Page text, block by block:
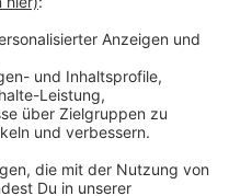
YouTube
zu laden!
Service eines
Service kann
Sie die